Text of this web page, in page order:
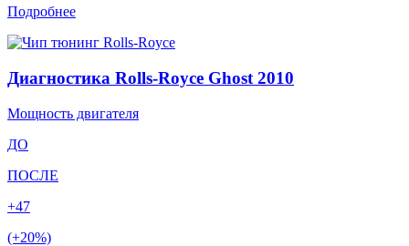
Подробнее
Диагностика Rolls-Royce Ghost 2010
Мощность двигателя
ДО
ПОСЛЕ
+47
(+20%)